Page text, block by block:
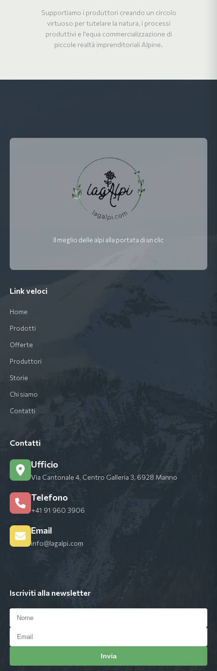
Supportiamo i produttori creando un circolo
virtuoso per tutelare la natura, i processi
produttivi e l'equa commercializzazione di
piccole realtà imprenditoriali Alpine.
Il meglio delle alpi alla portata di un clic
Link veloci
Home
Prodotti
Offerte
Produttori
Storie
Chi siamo
Contatti
Contatti
Ufficio
Via Cantonale 4, Centro Galleria 3, 6928 Manno
Telefono
+41 91 960 3906
Email
info@lagalpi.com
Iscriviti alla newsletter
Invia